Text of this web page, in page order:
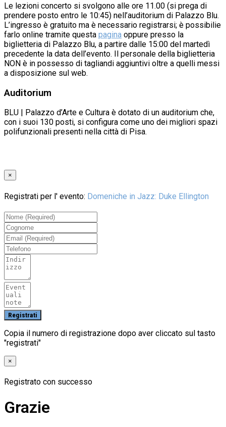
Le lezioni concerto si svolgono alle ore 11.00 (si prega di
prendere posto entro le 10:45) nell’auditorium di Palazzo Blu.
L’ingresso è gratuito ma è necessario registrarsi; è possibilie
farlo online tramite questa pagina oppure presso la
biglietteria di Palazzo Blu, a partire dalle 15:00 del martedì
precedente la data dell’evento. Il personale della biglietteria
NON è in possesso di tagliandi aggiuntivi oltre a quelli messi
a disposizione sul web.
Auditorium
BLU | Palazzo d’Arte e Cultura è dotato di un auditorium che,
con i suoi 130 posti, si configura come uno dei migliori spazi
polifunzionali presenti nella città di Pisa.
×
Registrati per l' evento: Domeniche in Jazz: Duke Ellington
Copia il numero di registrazione dopo aver cliccato sul tasto
"registrati"
×
Registrato con successo
Grazie